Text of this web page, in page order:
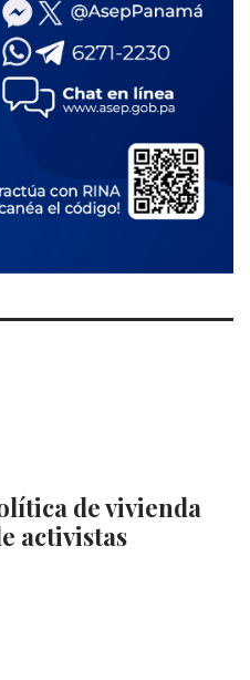
de vivienda
activistas